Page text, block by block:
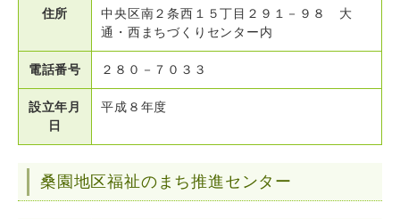
住所
中央区南２条西１５丁目２９１－９８ 大
通・西まちづくりセンター内
電話番号 ２８０－７０３３
設立年月
日
平成８年度
桑園地区福祉のまち推進センター